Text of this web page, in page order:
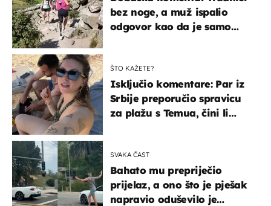
bez noge, a muž ispalio
odgovor kao da je samo
ŠTO KAŽETE?
Isključio komentare: Par iz
Srbije preporučio spravicu
za plažu s Temua, čini li
SVAKA ČAST
Bahato mu prepriječio
prijelaz, a ono što je pješak
napravio oduševilo je